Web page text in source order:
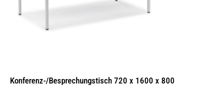
Konferenz-/Besprechungstisch 720 x 1600 x 800